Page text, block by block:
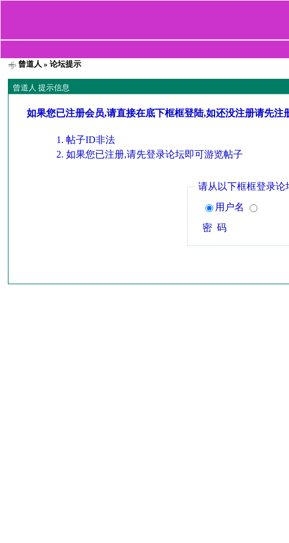
曾道人 » 论坛提示
曾道人 提示信息
如果您已注册会员,请直接在底下框框登陆,如还没注册请先注
帖子ID非法
如果您已注册,请先登录论坛即可游览帖子
请从以下框框登录论
用户名
密 码